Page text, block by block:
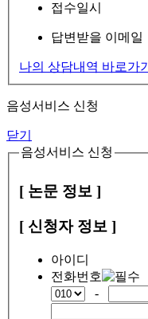
접수일시
답변받을 이메일
나의 상담내역 바로가기
음성서비스 신청
닫기
음성서비스 신청
[ 논문 정보 ]
[ 신청자 정보 ]
아이디
전화번호
-